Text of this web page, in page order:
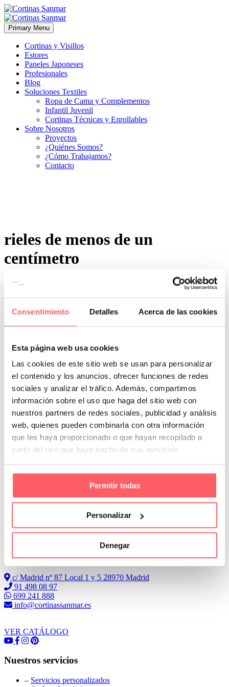
Consentimiento Detalles Acerca de las cookies
Esta página web usa cookies
Las cookies de este sitio web se usan para personalizar
el contenido y los anuncios, ofrecer funciones de redes
sociales y analizar el tráfico. Además, compartimos
información sobre el uso que haga del sitio web con
nuestros partners de redes sociales, publicidad y análisis
web, quienes pueden combinarla con otra información
que les haya proporcionado o que hayan recopilado a
partir del uso que haya hecho de sus servicios.
Permitir todas
Personalizar
Denegar
Primary Menu
Cortinas y Visillos
Estores
Paneles Japoneses
Profesionales
Blog
Soluciones Textiles
Ropa de Cama y Complementos
Infantil Juvenil
Cortinas Técnicas y Enrollables
Sobre Nosotros
Proyectos
¿Quiénes Somos?
¿Cómo Trabajamos?
Contacto
rieles de menos de un
centímetro
Por San Mar
11 May:Poco espacio entre el techo y la ventana en
una casa de Madrid ¿Qué cortina o estor es
adecuado?
Hay dificultades añadidas en algunas ventanas a la hora de decidir
qué es lo más adecuado. Si tienes problemas de espacio te interesa
saber cuáles son las diferentes opciones que hay en el mercado.
Para cubrir con un visillo o cortina la ventana tenemos un riel de
aluminio de menos de 1 centímetro de ancho.
Conoce Cortinas Sanmar
c/ Madrid nº 87 Local 1 y 5 28970 Madrid
91 498 08 97
699 241 888
info@cortinassanmar.es
VER CATÁLOGO
Nuestros servicios
– Servicios personalizados